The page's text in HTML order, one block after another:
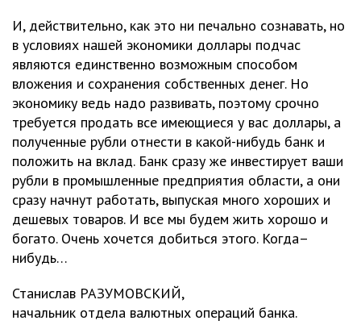
И, действительно, как это ни печально сознавать, но
в условиях нашей экономики доллары подчас
являются единственно возможным способом
вложения и сохранения собственных денег. Но
экономику ведь надо развивать, поэтому срочно
требуется продать все имеющиеся у вас доллары, а
полученные рубли отнести в какой-нибудь банк и
положить на вклад. Банк сразу же инвестирует ваши
рубли в промышленные предприятия области, а они
сразу начнут работать, выпуская много хороших и
дешевых товаров. И все мы будем жить хорошо и
богато. Очень хочется добиться этого. Когда–
нибудь…
Станислав РАЗУМОВСКИЙ,
начальник отдела валютных операций банка.